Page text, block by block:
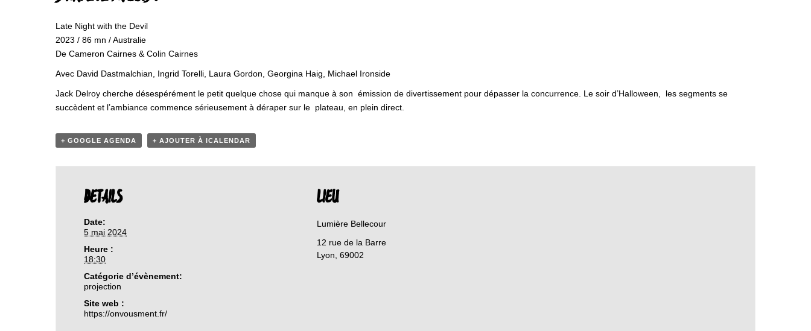
Late Night with the Devil
2023 / 86 mn / Australie
De Cameron Cairnes & Colin Cairnes
Avec David Dastmalchian, Ingrid Torelli, Laura Gordon, Georgina Haig, Michael Ironside
Jack Delroy cherche désespérément le petit quelque chose qui manque à son émission de divertissement pour dépasser la concurrence. Le soir d’Halloween, les segments se
succèdent et l’ambiance commence sérieusement à déraper sur le plateau, en plein direct.
+ GOOGLE AGENDA + AJOUTER À ICALENDAR
DETAILS
Date:
5 mai 2024
Heure :
18:30
Catégorie d’évènement:
projection
Site web :
https://onvousment.fr/
LIEU
Lumière Bellecour
12 rue de la Barre
Lyon 69002